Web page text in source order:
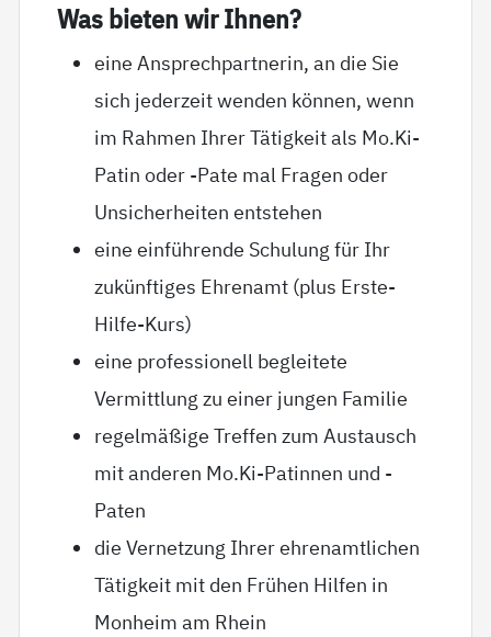
Was bie­ten wir Ih­nen?
eine Ansprechpartnerin, an die Sie
sich jederzeit wenden können, wenn
im Rahmen Ihrer Tätigkeit als Mo.Ki-
Patin oder -Pate mal Fragen oder
Unsicherheiten entstehen
eine einführende Schulung für Ihr
zukünftiges Ehrenamt (plus Erste-
Hilfe-Kurs)
eine professionell begleitete
Vermittlung zu einer jungen Familie
regelmäßige Treffen zum Austausch
mit anderen Mo.Ki-Patinnen und -
Paten
die Vernetzung Ihrer ehrenamtlichen
Tätigkeit mit den Frühen Hilfen in
Monheim am Rhein